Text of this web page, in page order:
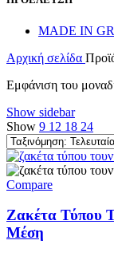
MADE IN
Αρχική σελίδα
Εμφάνιση του
Show sidebar
Show 9 12 18 24
Compare
Ζακέτα Τύπου
Μέση